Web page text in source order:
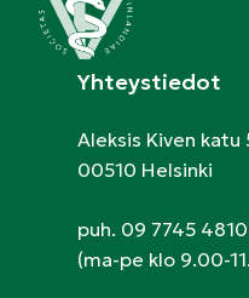
Yhteystiedot
Aleksis Kiven katu
00510 Helsinki
puh. 09 7745 4810
(ma-pe klo 9.00-